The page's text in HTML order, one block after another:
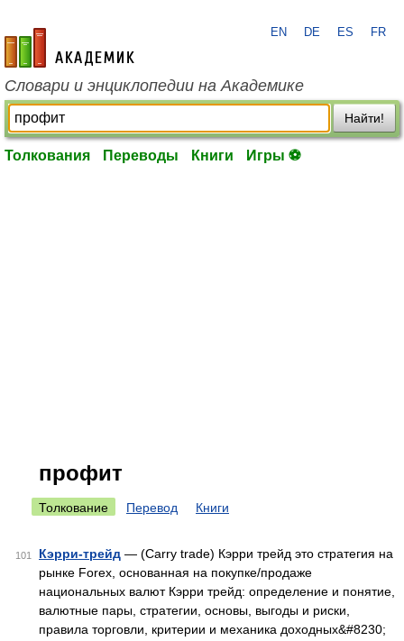
academic.ru
EN DE ES FR
Словари и энциклопедии на Академике
Найти!
Толкования Переводы Книги Игры ⚽
профит
Толкование Перевод Книги
101 Кэрри-трейд — (Carry trade) Кэрри трейд это стратегия на
рынке Forex, основанная на покупке/продаже
национальных валют Кэрри трейд: определение и понятие,
валютные пары, стратегии, основы, выгоды и риски,
правила торговли, критерии и механика доходных&#8230;